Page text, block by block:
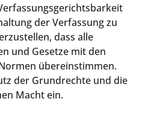
der Verfassung zu
dass alle
und Gesetze mit den
übereinstimmen.
der Grundrechte und die
Macht ein.